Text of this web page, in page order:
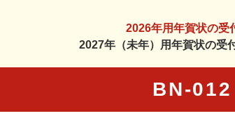
2026年用年賀状の受
2027年（未年）用年賀状の受
BN-012